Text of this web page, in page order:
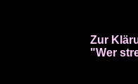
Zur
"Wer